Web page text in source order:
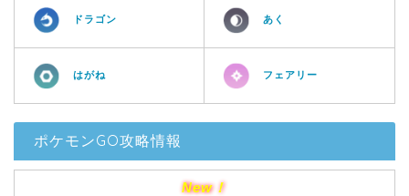
ドラゴン あく
はがね フェアリー
ポケモンGO攻略情報
New！